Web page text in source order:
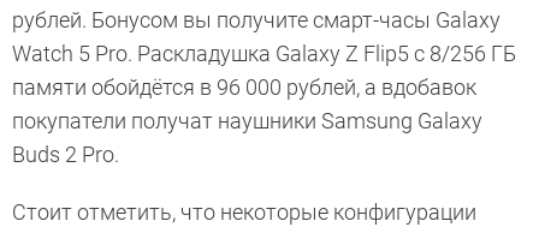
рублей. Бонусом вы получите смарт-часы Galaxy
Watch 5 Pro. Раскладушка Galaxy Z Flip5 c 8/256 ГБ
памяти обойдётся в 96 000 рублей, а вдобавок
покупатели получат наушники Samsung Galaxy
Buds 2 Pro.
Стоит отметить, что некоторые конфигурации